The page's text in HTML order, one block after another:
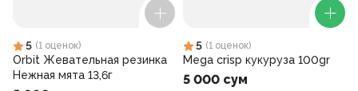
5 (1 оценок)
Orbit Жевательная резинка
Нежная мята 13,6г
5 (1 оценок)
Mega crisp кукуруза 100gr
5 000 сум